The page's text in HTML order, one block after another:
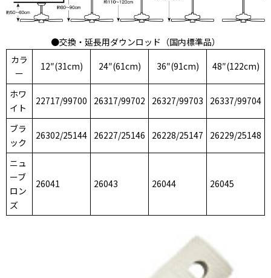
●交換・延長用ダウンロッド（国内標準品）
カラ
ー
12″(31cm) 24″(61cm) 36″(91cm) 48″(122cm)
ホワ
イト
22717/99700 26317/99702 26327/99703 26337/99704
ブラ
ック
26302/25144 26227/25146 26228/25147 26229/25148
ニュ
ーブ
ロン
ズ
26041 26043 26044 26045